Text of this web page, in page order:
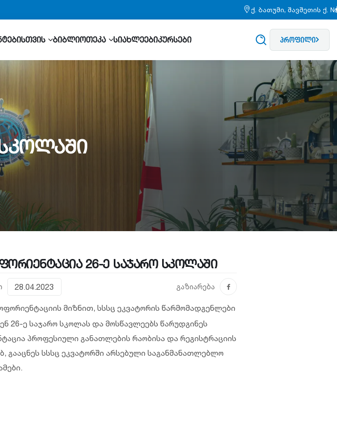
ქ. ბათუმი, შავშეთის ქ.
ბიბლიოთეკა სიახლეებიკურსები პროფილი
26-ე საჯარო სკოლაში
28.04.2023 გაზიარება
მიზნით, სსსც ეკვატორის წარმომადგენლები
26-ე საჯარო სკოლას და მოსწავლეებს წარუდგინეს
პროფესიული განათლების რაობისა და რეგისტრაციის
გააცნეს სსსც ეკვატორში არსებული საგანმანათლებლო